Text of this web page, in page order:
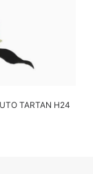
TARTAN H24